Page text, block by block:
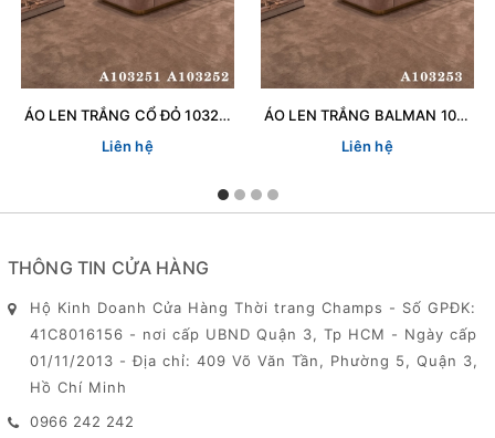
ÁO LEN TRẮNG CỔ ĐỎ 103252
Liên hệ
ÁO LEN TRẮNG BALMAN 103253
Liên hệ
THÔNG TIN CỬA HÀNG
Hộ Kinh Doanh Cửa Hàng Thời trang Champs - Số GPĐK:
41C8016156 - nơi cấp UBND Quận 3, Tp HCM - Ngày cấp
01/11/2013 - Địa chỉ: 409 Võ Văn Tần, Phường 5, Quận 3,
Hồ Chí Minh
0966 242 242